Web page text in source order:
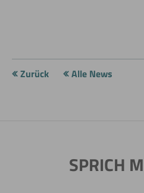
Zurück Alle News
SPRICH